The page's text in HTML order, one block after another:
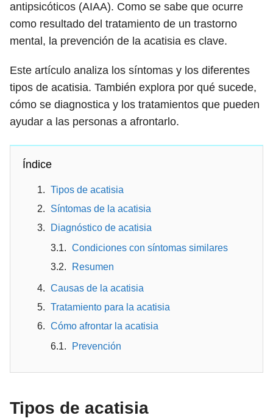
antipsicóticos (AIAA). Como se sabe que ocurre
como resultado del tratamiento de un trastorno
mental, la prevención de la acatisia es clave.
Este artículo analiza los síntomas y los diferentes
tipos de acatisia. También explora por qué sucede,
cómo se diagnostica y los tratamientos que pueden
ayudar a las personas a afrontarlo.
Índice
Tipos de acatisia
Síntomas de la acatisia
Diagnóstico de acatisia
Condiciones con síntomas similares
Resumen
Causas de la acatisia
Tratamiento para la acatisia
Cómo afrontar la acatisia
Prevención
Tipos de acatisia